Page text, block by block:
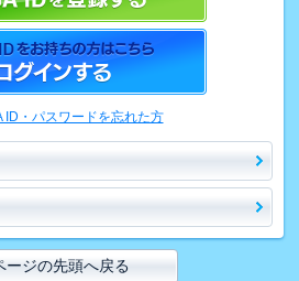
ID・パスワードを忘れた方
ージの先頭へ戻る